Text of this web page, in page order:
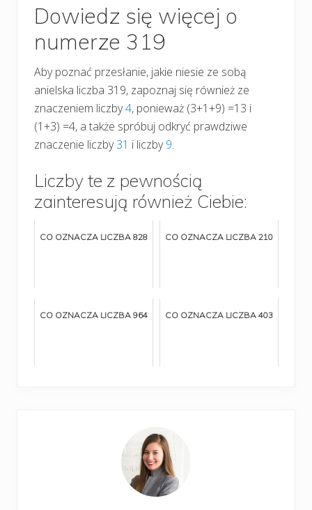
Dowiedz się więcej o
numerze 319
Aby poznać przesłanie, jakie niesie ze sobą
anielska liczba 319, zapoznaj się również ze
znaczeniem liczby4, ponieważ (3+1+9) =13 i
(1+3) =4, a także spróbuj odkryć prawdziwe
znaczenie liczby31 i liczby9.
Liczby te z pewnością
zainteresują również Ciebie:
CO OZNACZA LICZBA 828 CO OZNACZA LICZBA 210
CO OZNACZA LICZBA 964 CO OZNACZA LICZBA 403